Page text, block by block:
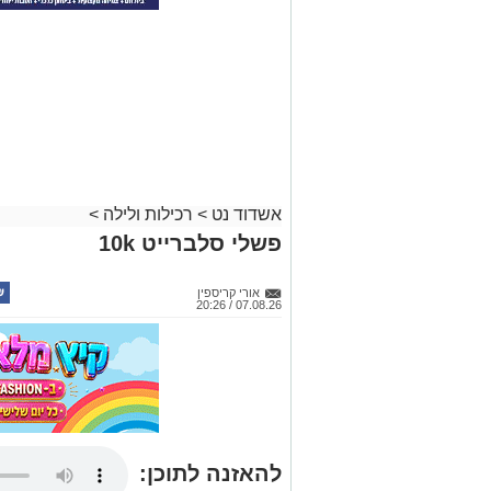
אשדוד נט > רכילות ולילה >
פשלי סלברייט 10k
אורי קריספין
07.08.26 / 20:26
להאזנה לתוכן: